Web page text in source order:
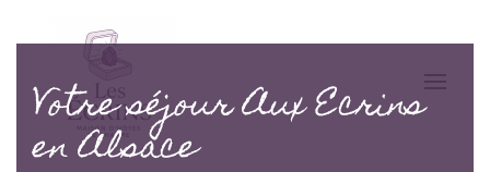
Accéder au contenu principal
Votre séjour Aux Ecrins
en Alsace